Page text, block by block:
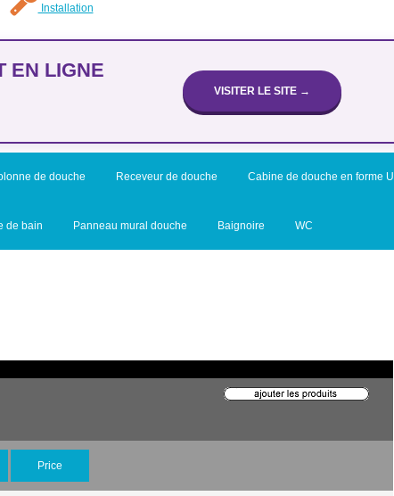
Installation
EN LIGNE
VISITER LE SITE →
de douche Receveur de douche Cabine de douche en forme U
de bain Panneau mural douche Baignoire WC
Price